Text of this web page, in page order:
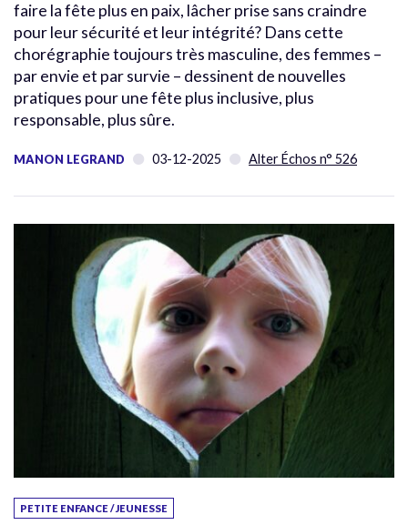
faire la fête plus en paix, lâcher prise sans craindre
pour leur sécurité et leur intégrité? Dans cette
chorégraphie toujours très masculine, des femmes –
par envie et par survie – dessinent de nouvelles
pratiques pour une fête plus inclusive, plus
responsable, plus sûre.
MANON LEGRAND 03-12-2025 Alter Échos n° 526
PETITE ENFANCE / JEUNESSE